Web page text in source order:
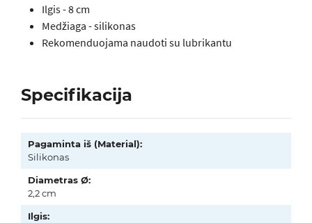
Ilgis - 8 cm
Medžiaga - silikonas
Rekomenduojama naudoti su lubrikantu
Specifikacija
Pagaminta iš (Material):
Silikonas
Diametras Ø:
2,2 cm
Ilgis: